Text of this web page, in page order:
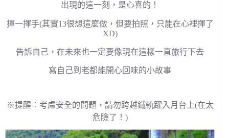
出現的這一刻，是心喜的！
揮一揮手(其實13很想這麼做，但要拍照，只能在心裡揮了
XD)
告訴自己，在未來也一定要像現在這樣一直旅行下去
寫自己到老都能開心回味的小故事
※提醒︰考慮安全的問題，請勿跨越鐵軌躍入月台上(在太
危險了！)